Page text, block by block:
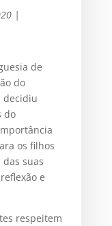
|
de
do
decidiu
do
os filhos
suas
e
respeitem